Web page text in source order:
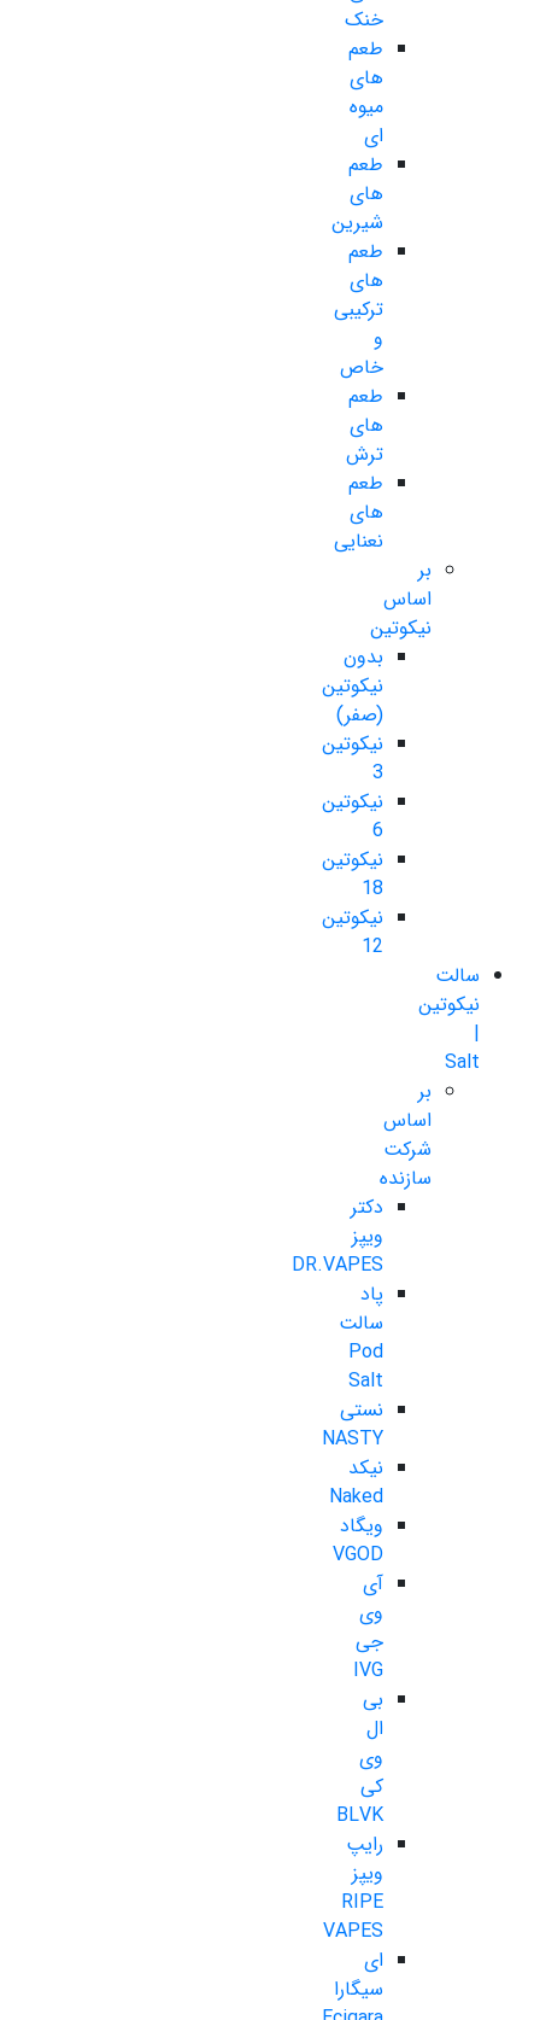
خنک
طعم
های
میوه
ای
طعم
های
شیرین
طعم
های
ترکیبی
و
خاص
طعم
های
ترش
طعم
های
نعنایی
بر
اساس
نیکوتین
بدون
نیکوتین
(صفر)
نیکوتین
3
نیکوتین
6
نیکوتین
18
نیکوتین
12
سالت
نیکوتین
|
Salt
بر
اساس
شرکت
سازنده
دکتر
ویپز
DR.VAPES
پاد
سالت
Pod
Salt
نستی
NASTY
نیکد
Naked
ویگاد
VGOD
آی
وی
جی
IVG
بی
ال
وی
کی
BLVK
رایپ
ویپز
RIPE
VAPES
ای
سیگارا